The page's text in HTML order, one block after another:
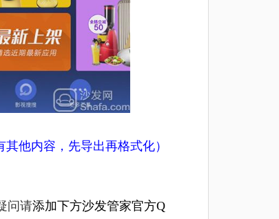
他内容，先导出再格式化）
问请添加下方沙发管家官方Q